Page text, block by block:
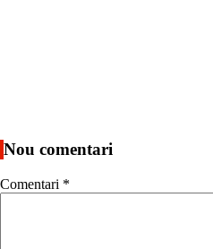
Nou comentari
Comentari *